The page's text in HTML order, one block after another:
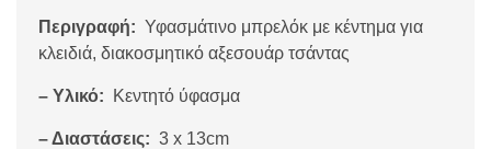
Περιγραφή: Υφασμάτινο μπρελόκ με κέντημα για
κλειδιά, διακοσμητικό αξεσουάρ τσάντας
– Υλικό: Κεντητό ύφασμα
– Διαστάσεις: 3 x 13cm